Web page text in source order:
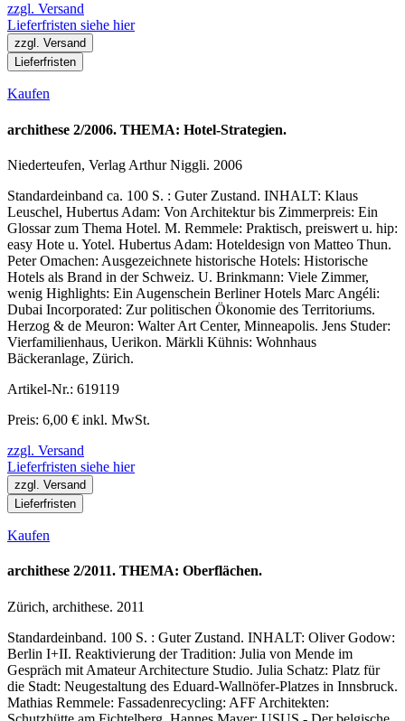
zzgl. Versand
Lieferfristen siehe hier
zzgl. Versand
Lieferfristen
Kaufen
archithese 2/2006. THEMA: Hotel-Strategien.
Niederteufen, Verlag Arthur Niggli. 2006
Standardeinband ca. 100 S. : Guter Zustand. INHALT: Klaus
Leuschel, Hubertus Adam: Von Architektur bis Zimmerpreis: Ein
Glossar zum Thema Hotel. M. Remmele: Praktisch, preiswert u. hip:
easy Hote u. Yotel. Hubertus Adam: Hoteldesign von Matteo Thun.
Peter Omachen: Ausgezeichnete historische Hotels: Historische
Hotels als Brand in der Schweiz. U. Brinkmann: Viele Zimmer,
wenig Highlights: Ein Augenschein Berliner Hotels Marc Angéli:
Dubai Incorporated: Zur politischen Ökonomie des Territoriums.
Herzog & de Meuron: Walter Art Center, Minneapolis. Jens Studer:
Vierfamilienhaus, Uerikon. Märkli Kühnis: Wohnhaus
Bäckeranlage, Zürich.
Artikel-Nr.: 619119
Preis: 6,00 € inkl. MwSt.
zzgl. Versand
Lieferfristen siehe hier
zzgl. Versand
Lieferfristen
Kaufen
archithese 2/2011. THEMA: Oberflächen.
Zürich, archithese. 2011
Standardeinband. 100 S. : Guter Zustand. INHALT: Oliver Godow:
Berlin I+II. Reaktivierung der Tradition: Julia von Mende im
Gespräch mit Amateur Architecture Studio. Julia Schatz: Platz für
die Stadt: Neugestaltung des Eduard-Wallnöfer-Platzes in Innsbruck.
Mathias Remmele: Fassadenrecycling: AFF Architekten: